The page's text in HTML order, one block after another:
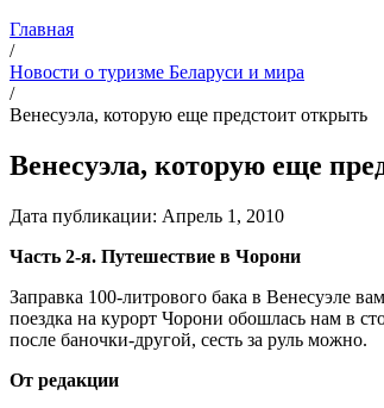
Главная
/
Новости о туризме Беларуси и мира
/
Венесуэла, которую еще предстоит открыть
Венесуэла, которую еще
Дата публикации: Апрель 1, 2010
Часть 2-я. Путешествие в Чорони
Заправка 100-литрового бака в Венесуэле
поездка на курорт Чорони обошлась нам в
после баночки-другой, сесть за руль можно.
От редакции